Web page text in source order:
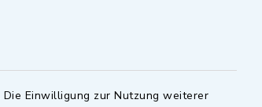
Einwilligung zur Nutzung weiterer